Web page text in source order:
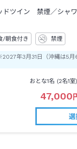
ドツイン 禁煙／シャ
/朝食付き 禁煙
年3月31日（沖縄は5月
おとな1名 (2名1
47,000
選